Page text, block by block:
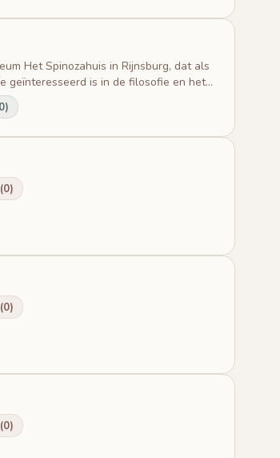
Het Spinozahuis in Rijnsburg, dat als
geïnteresseerd is in de filosofie en het...